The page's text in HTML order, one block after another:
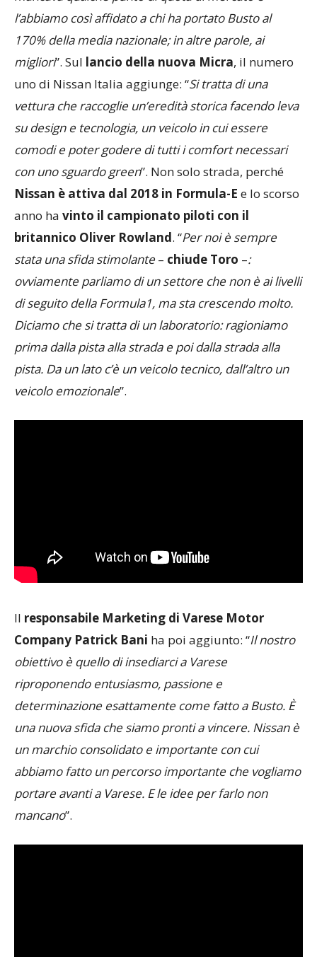
l’abbiamo così affidato a chi ha portato Busto al
170% della media nazionale; in altre parole, ai
migliori”. Sul lancio della nuova Micra, il numero
uno di Nissan Italia aggiunge: “Si tratta di una
vettura che raccoglie un’eredità storica facendo leva
su design e tecnologia, un veicolo in cui essere
comodi e poter godere di tutti i comfort necessari
con uno sguardo green”. Non solo strada, perché
Nissan è attiva dal 2018 in Formula-E e lo scorso
anno ha vinto il campionato piloti con il
britannico Oliver Rowland. “Per noi è sempre
stata una sfida stimolante – chiude Toro –:
ovviamente parliamo di un settore che non è ai livelli
di seguito della Formula1, ma sta crescendo molto.
Diciamo che si tratta di un laboratorio: ragioniamo
prima dalla pista alla strada e poi dalla strada alla
pista. Da un lato c’è un veicolo tecnico, dall’altro un
veicolo emozionale”.
Il responsabile Marketing di Varese Motor
Company Patrick Bani ha poi aggiunto: “Il nostro
obiettivo è quello di insediarci a Varese
riproponendo entusiasmo, passione e
determinazione esattamente come fatto a Busto. È
una nuova sfida che siamo pronti a vincere. Nissan è
un marchio consolidato e importante con cui
abbiamo fatto un percorso importante che vogliamo
portare avanti a Varese. E le idee per farlo non
mancano”.